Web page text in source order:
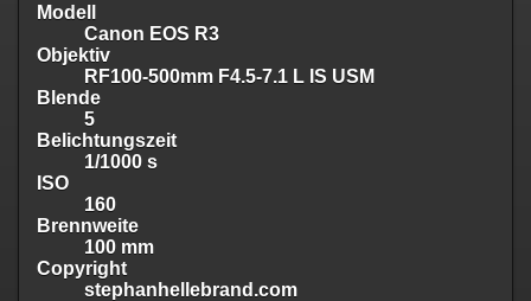
Modell
Canon EOS R3
Objektiv
RF100-500mm F4.5-7.1 L IS USM
Blende
5
Belichtungszeit
1/1000 s
ISO
160
Brennweite
100 mm
Copyright
stephanhellebrand.com